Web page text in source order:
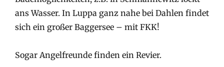
ans Wasser. In Luppa ganz nahe bei Dahlen findet
sich ein großer Baggersee – mit FKK!
Sogar Angelfreunde finden ein Revier.